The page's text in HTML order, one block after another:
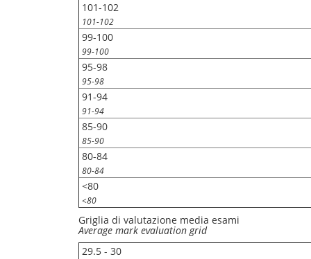
101-102
101-102
99-100
99-100
95-98
95-98
91-94
91-94
85-90
85-90
80-84
80-84
<80
<80
Griglia di valutazione media esami
Average mark evaluation grid
29.5 - 30